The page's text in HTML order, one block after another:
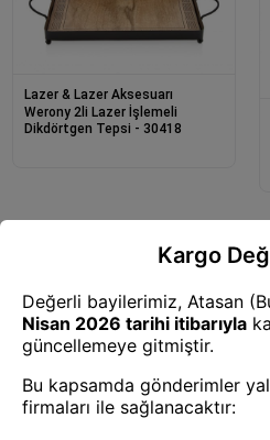
Lazer & Lazer Aksesuarı
Werony 2li Lazer İşlemeli
Dikdörtgen Tepsi - 30418